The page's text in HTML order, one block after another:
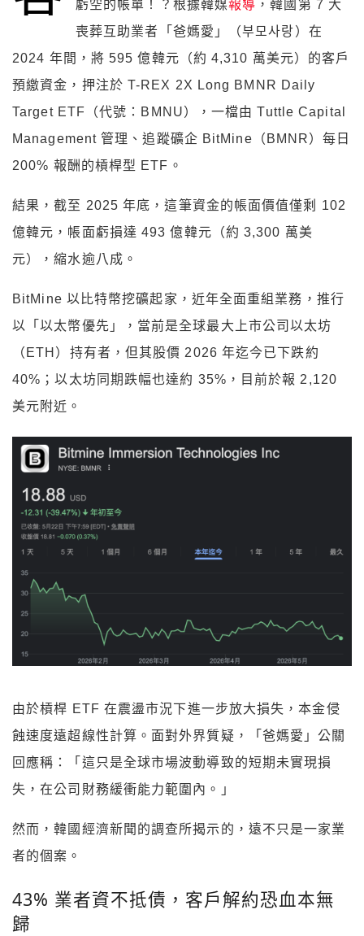
虧空的帳單！？根據韓媒報導 ，韓國第 7 大
喪葬互助業者「爸媽愛」（부모사랑）在
2024 年間，將 595 億韓元（約 4,310 萬美元）的客戶
預繳資金，押注於 T-REX 2X Long BMNR Daily
Target ETF（代號：BMNU），一檔由 Tuttle Capital
Management 管理、追蹤礦企 BitMine（BMNR）每日
200% 報酬的槓桿型 ETF。
結果，截至 2025 年底，這筆資金的帳面價值僅剩 102
億韓元，帳面虧損達 493 億韓元（約 3,300 萬美
元），縮水逾八成。
BitMine 以比特幣挖礦起家，近年全面重組業務，推行
以「以太幣優先」，當前是全球最大上市公司以太坊
（ETH）持有者，但其股價 2026 年迄今已下跌約
40%；以太坊同期跌幅也達約 35%，目前於報 2,120
美元附近。
由於槓桿 ETF 在震盪市況下進一步放大損失，本金侵
蝕速度遠超線性計算。面對外界質疑，「爸媽愛」公關
回應稱：「這只是全球市場波動導致的短期未實現損
失，在公司財務緩衝能力範圍內。」
然而，韓國經濟新聞的調查所揭示的，遠不只是一家業
者的個案。
43% 業者資不抵債，客戶解約恐血本無
歸